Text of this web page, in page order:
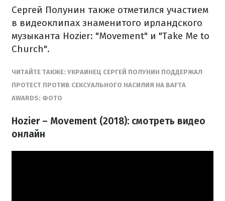
Сергей Полунин также отметился участием
в видеоклипах знаменитого ирландского
музыканта Hozier: "Movement" и "Take Me to
Church".
ЧИТАЙТЕ ТАКЖЕ: УКРАИНЕЦ СЕРГЕЙ ПОЛУНИН ПОДДЕРЖАЛ
ПРОТЕСТ ПРОТИВ СЕКСУАЛЬНОГО НАСИЛИЯ НА BAFTA
AWARDS: ФОТО
Hozier – Movement (2018): смотреть видео
онлайн